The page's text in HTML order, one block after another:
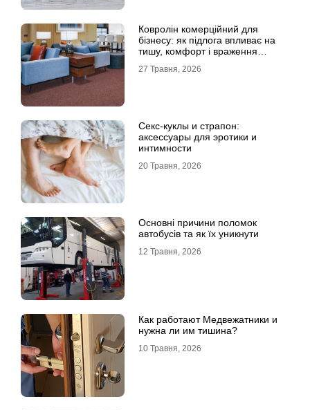
Ковролін комерційний для
бізнесу: як підлога впливає на
тишу, комфорт і враження
27 Травня, 2026
Секс-куклы и страпон:
аксессуары для эротики и
интимности
20 Травня, 2026
Основні причини поломок
автобусів та як їх уникнути
12 Травня, 2026
Как работают Медвежатники и
нужна ли им тишина?
10 Травня, 2026